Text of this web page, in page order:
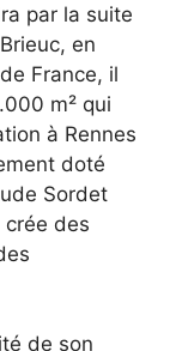
par la suite
en
France, il
m² qui
à Rennes
doté
Sordet
crée des
de son